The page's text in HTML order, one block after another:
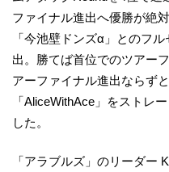
ファイナル進出へ優勝が絶
「今池壁ドンズα」とのフ
出。勝てば首位でのツアー
アーファイナル進出ならず
「AliceWithAce」をストレ
した。
「アラブルズ」のリーダー